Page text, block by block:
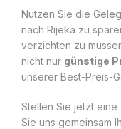
Nutzen Sie die
nach Rijeka zu
verzichten zu
nicht nur günstige
unserer Best-Preis-
Stellen Sie jetzt eine
Sie uns gemeinsam